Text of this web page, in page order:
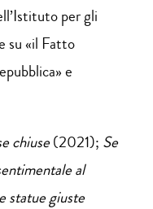
per gli
su «il Fatto
e
chiuse(2021); Se
al
statue giuste